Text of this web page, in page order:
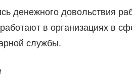
денежного довольствия
в организациях в
службы.